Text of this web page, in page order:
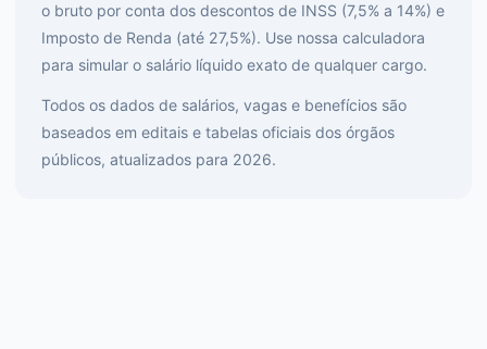
o bruto por conta dos descontos de INSS (7,5% a 14%) e
Imposto de Renda (até 27,5%). Use nossa calculadora
para simular o salário líquido exato de qualquer cargo.
Todos os dados de salários, vagas e benefícios são
baseados em editais e tabelas oficiais dos órgãos
públicos, atualizados para 2026.